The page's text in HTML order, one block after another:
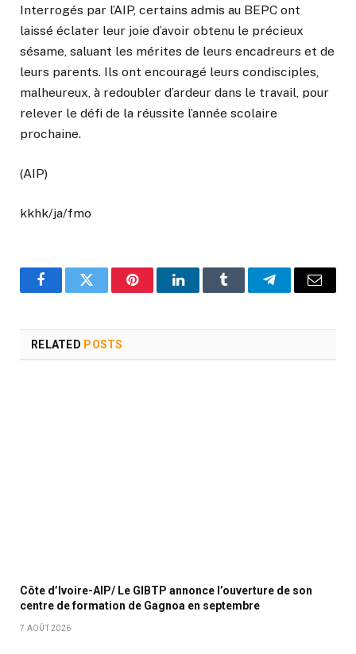
Interrogés par l’AIP, certains admis au BEPC ont
laissé éclater leur joie d’avoir obtenu le précieux
sésame, saluant les mérites de leurs encadreurs et de
leurs parents. Ils ont encouragé leurs condisciples,
malheureux, à redoubler d’ardeur dans le travail, pour
relever le défi de la réussite l’année scolaire
prochaine.
(AIP)
kkhk/ja/fmo
FacebookTwitter PinterestLinkedInTumblr TelegramEmail
RELATED POSTS
Côte d’Ivoire-AIP/ Le GIBTP annonce l’ouverture de son
centre de formation de Gagnoa en septembre
7 AOÛT 2026